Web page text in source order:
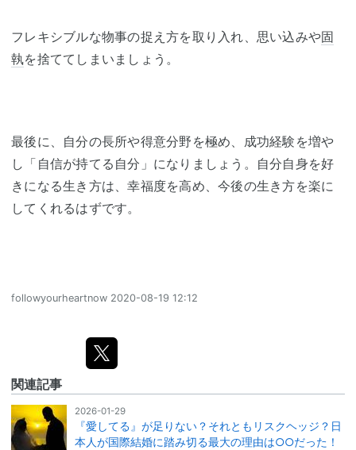
フレキシブルな物事の捉え方を取り入れ、思い込みや固
執を捨ててしまいましょう。
最後に、自分の長所や得意分野を極め、成功経験を増や
し「自信が持てる自分」になりましょう。自分自身を好
きになる生き方は、幸福度を高め、今後の生き方を楽に
してくれるはずです。
followyourheartnow 2020-08-19 12:12
関連記事
2026-01-29
『愛してる』が足りない？それともリスクヘッジ？日
本人が国際結婚に踏み切る最大の理由は○○だった！